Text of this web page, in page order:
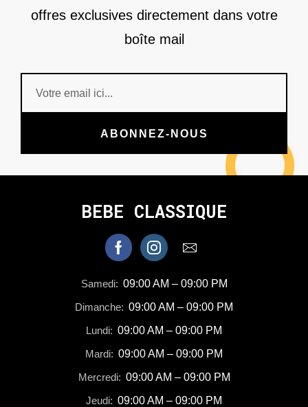
offres exclusives directement dans votre
boîte mail
ABONNEZ-NOUS
BEBE CLASSIQUE
Samedi: 09:00 AM – 09:00 PM
Dimanche: 09:00 AM – 09:00 PM
Lundi: 09:00 AM – 09:00 PM
Mardi: 09:00 AM – 09:00 PM
Mercredi: 09:00 AM – 09:00 PM
Jeudi: 09:00 AM – 09:00 PM